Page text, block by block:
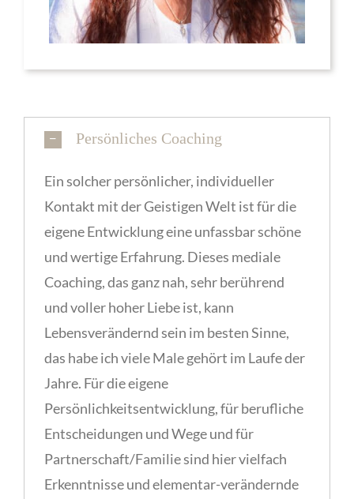
Persönliches Coaching
Ein solcher persönlicher, individueller
Kontakt mit der Geistigen Welt ist für die
eigene Entwicklung eine unfassbar schöne
und wertige Erfahrung. Dieses mediale
Coaching, das ganz nah, sehr berührend
und voller hoher Liebe ist, kann
Lebensverändernd sein im besten Sinne,
das habe ich viele Male gehört im Laufe der
Jahre. Für die eigene
Persönlichkeitsentwicklung, für berufliche
Entscheidungen und Wege und für
Partnerschaft/Familie sind hier vielfach
Erkenntnisse und elementar-verändernde